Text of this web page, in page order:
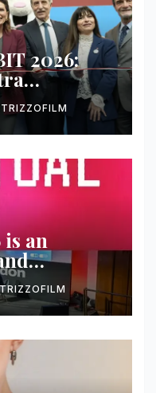
2026:
e business
an
market